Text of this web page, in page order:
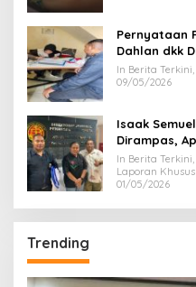
Pernyataan
Dahlan dkk
PK Isaak
In Berita Terkini,
09/05/2026
Isaak
Dirampas,
Kasus Kini
In Berita Terkini,
Laporan Khusus
01/05/2026
Trending